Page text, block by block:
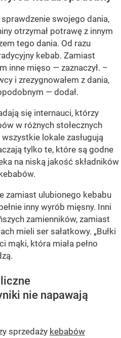
swojego dania,
otrzymał potrawę z innym
tego dania. Od razu
kebab. Zamiast
inne mięso — zaznaczył. –
i zrezygnowałem z dania,
— dodał.
się internauci, którzy
w różnych stołecznych
lokale zasługują
tylko te, które są godne
na niską jakość składników
zamiast ulubionego kebabu
inny wyrób mięsny. Inni
zamienników, zamiast
mieli ser sałatkowy. „Bułki
mąki, która miała pełno
nie napawają
sprzedaży kebabów